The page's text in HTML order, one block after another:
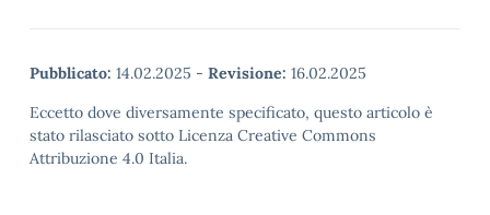
Pubblicato: 14.02.2025 - Revisione: 16.02.2025
Eccetto dove diversamente specificato, questo articolo è
stato rilasciato sotto Licenza Creative Commons
Attribuzione 4.0 Italia.